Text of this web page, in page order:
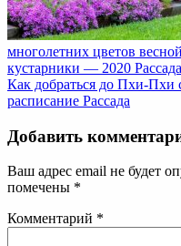
многолетних цветов
кустарники — 2020 Рассада
Как добраться до Пхи-Пхи
расписание Рассада
Добавить
Ваш адрес email не будет
помечены *
Комментарий *